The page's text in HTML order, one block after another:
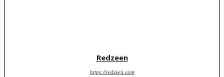
Redzeen
https://redzeen.com